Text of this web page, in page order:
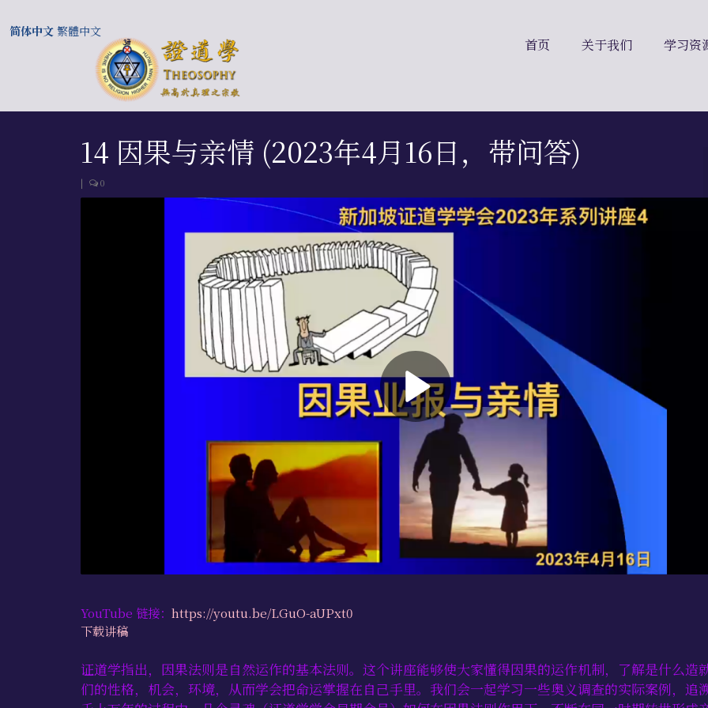
首页 关于我们 学习资
14 因果与亲情 (2023年4月16日，带问答)
| 0
YouTube 链接： https://youtu.be/LGuO-aUPxt0
下载讲稿
证道学指出，因果法则是自然运作的基本法则。这个讲座能够使大家懂得因果的运作机制，了解是什么造
们的性格，机会，环境，从而学会把命运掌握在自己手里。我们会一起学习一些奥义调查的实际案例，追
简体中文 繁體中文